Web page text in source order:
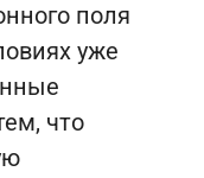
поля
уже
что